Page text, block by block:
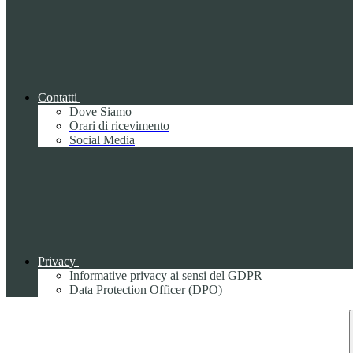
Contatti
Dove Siamo
Orari di ricevimento
Social Media
Privacy
Informative privacy ai sensi del GDPR
Data Protection Officer (DPO)